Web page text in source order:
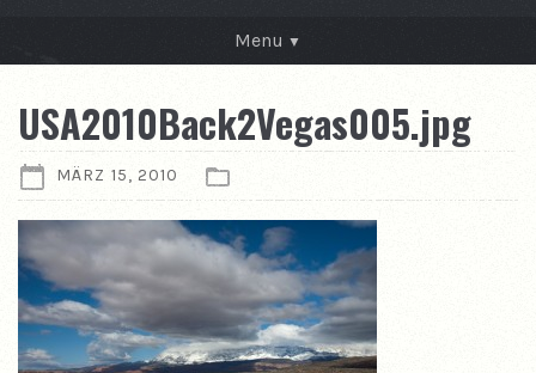
Menu
KONTAKT
ÜBER MICH
USA2010Back2Vegas005.jpg
MÄRZ 15, 2010